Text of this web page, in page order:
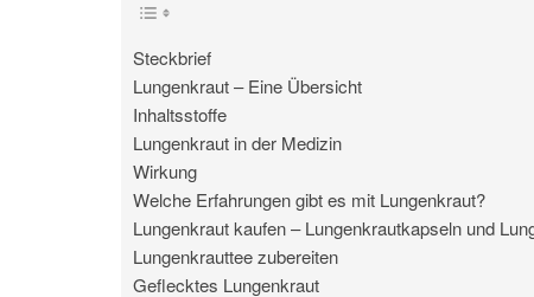
Steckbrief
Lungenkraut – Eine Übersicht
Inhaltsstoffe
Lungenkraut in der Medizin
Wirkung
Welche Erfahrungen gibt es mit Lungenkraut?
Lungenkraut kaufen – Lungenkrautkapseln und
Lungenkrauttee zubereiten
Geflecktes Lungenkraut